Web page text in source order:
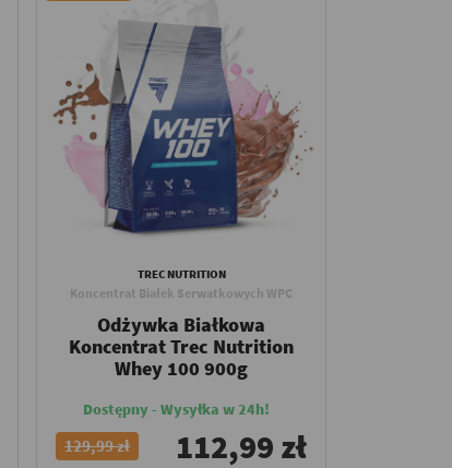
TREC NUTRITION
Koncentrat Białek Serwatkowych WPC
Odżywka Białkowa
Koncentrat Trec Nutrition
Whey 100 900g
Dostępny - Wysyłka w 24h!
129,99 zł 112,99 zł